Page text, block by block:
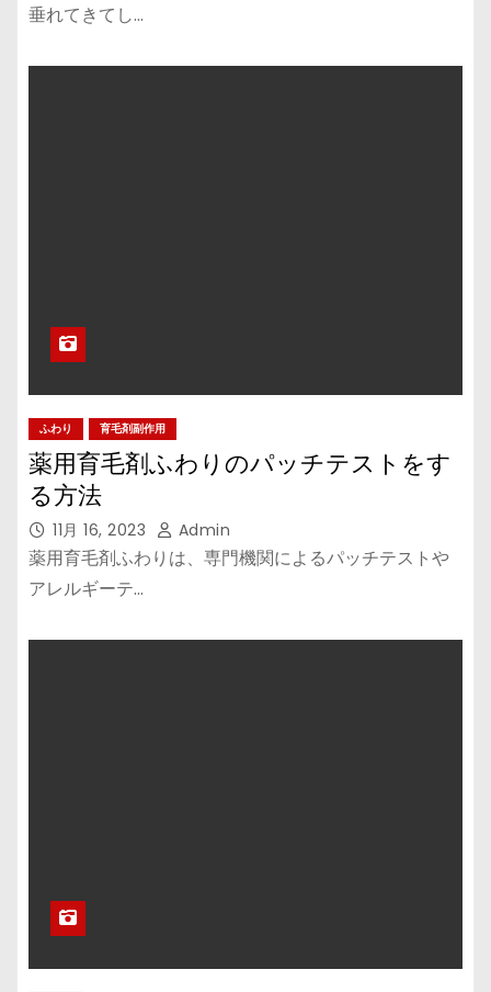
垂れてきてし…
ふわり 育毛剤副作用
薬用育毛剤ふわりのパッチテストをす
る方法
11月 16, 2023 Admin
薬用育毛剤ふわりは、専門機関によるパッチテストや
アレルギーテ…